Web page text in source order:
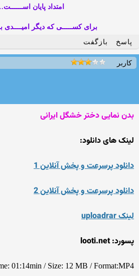
امتداد پایان
برای کســـــی که دیگر امیــــدی
پاسخ
بازگفت
کاربر
بدن نمایی دختر خشگل ایرانی
لینک های دانلود:
دانلود پرسرعت و پخش آنلاین 1
دانلود پرسرعت و پخش آنلاین 2
لینک uploadrar
پسورد: looti.net
01:14min / Size: 12 MB / Format:MP4